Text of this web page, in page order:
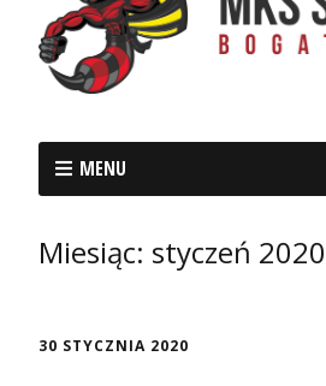
MENU
Miesiąc: styczeń 2020
30 STYCZNIA 2020